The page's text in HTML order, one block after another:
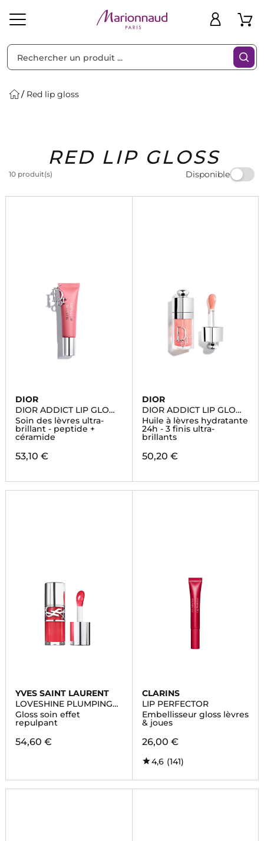
Solaire Homme Marques Idées
Cadeaux
Bons
Plans
Red lip gloss
RED LIP GLOSS
10 produit(s) Disponible
Filtres
DIOR
DIOR ADDICT LIP GLOW
BUTTER
Soin des lèvres ultra-
brillant - peptide +
céramide
53,10 €
DIOR
DIOR ADDICT LIP GLOW
OIL
Huile à lèvres hydratante
24h - 3 finis ultra-
brillants
50,20 €
YVES SAINT LAURENT
LOVESHINE PLUMPING
LIP OIL GLOSS
Gloss soin effet
repulpant
54,60 €
CLARINS
LIP PERFECTOR
Embellisseur gloss lèvres
& joues
26,00 €
4,6 (141)